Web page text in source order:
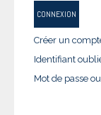
CONNEXION
Créer un
Identifiant
Mot de passe